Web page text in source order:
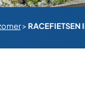
> RACEFIETSEN